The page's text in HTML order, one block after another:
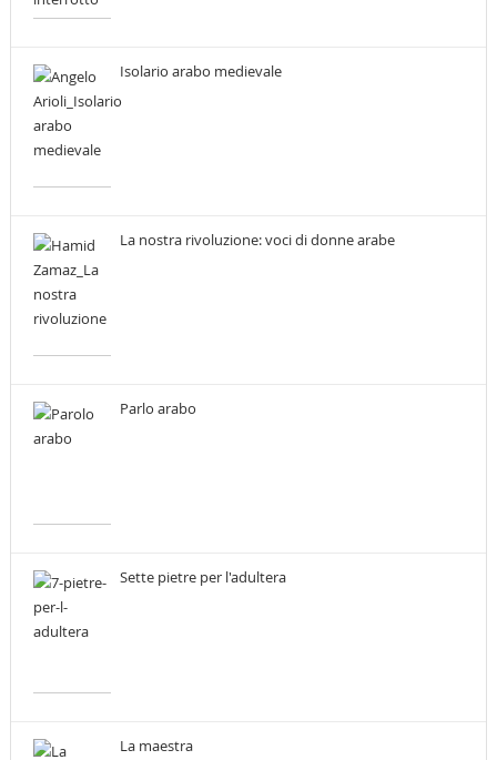
Isolario arabo medievale
La nostra rivoluzione: voci di donne arabe
Parlo arabo
Sette pietre per l'adultera
La maestra